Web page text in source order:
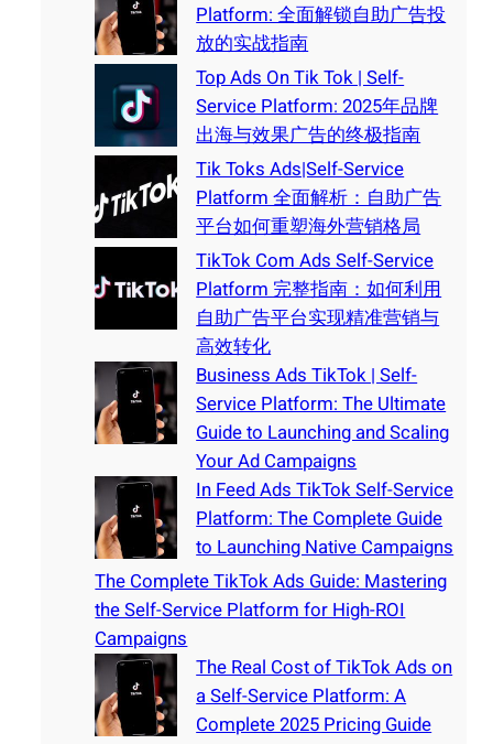
Platform: 全面解锁自助广告投
放的实战指南
Top Ads On Tik Tok | Self-
Service Platform: 2025年品牌
出海与效果广告的终极指南
Tik Toks Ads|Self-Service
Platform 全面解析：自助广告
平台如何重塑海外营销格局
TikTok Com Ads Self-Service
Platform 完整指南：如何利用
自助广告平台实现精准营销与
高效转化
Business Ads TikTok | Self-
Service Platform: The Ultimate
Guide to Launching and Scaling
Your Ad Campaigns
In Feed Ads TikTok Self-Service
Platform: The Complete Guide
to Launching Native Campaigns
The Complete TikTok Ads Guide: Mastering
the Self-Service Platform for High-ROI
Campaigns
The Real Cost of TikTok Ads on
a Self-Service Platform: A
Complete 2025 Pricing Guide